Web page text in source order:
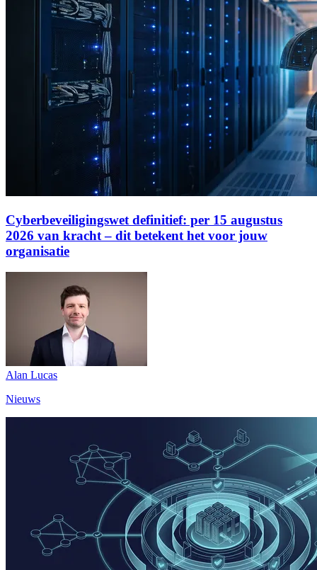
Cyberbeveiligingswet definitief: per 15 augustus
2026 van kracht – dit betekent het voor jouw
organisatie
Alan Lucas
Nieuws